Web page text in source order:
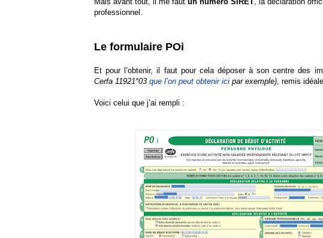
professionnel.
Le formulaire POi
Et pour l’obtenir, il faut pour cela déposer à son centre des
Cerfa 11921*03 que l’on peut obtenir ici par exemple), remis
Voici celui que j’ai rempli :